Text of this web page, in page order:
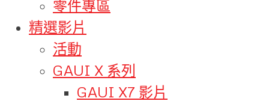
零件專區
精選影片
活動
GAUI X 系列
GAUI X7 影片